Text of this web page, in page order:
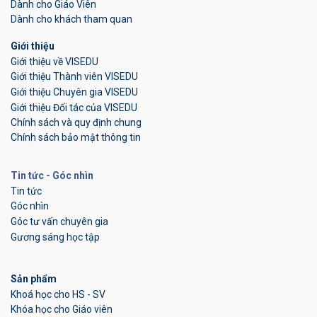
Dành cho Giáo Viên
Dành cho khách tham quan
Giới thiệu
Giới thiệu về VISEDU
Giới thiệu Thành viên VISEDU
Giới thiệu Chuyên gia VISEDU
Giới thiệu Đối tác của VISEDU
Chính sách và quy định chung
Chính sách bảo mật thông tin
Tin tức - Góc nhìn
Tin tức
Góc nhìn
Góc tư vấn chuyên gia
Gương sáng học tập
Sản phẩm
Khoá học cho HS - SV
Khóa học cho Giáo viên